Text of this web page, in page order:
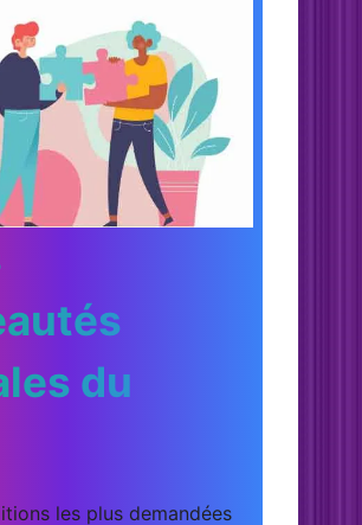
du
les plus demandées